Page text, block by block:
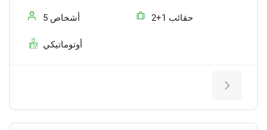
5 أشخاص 2+1 حقائب
أوتوماتيكي